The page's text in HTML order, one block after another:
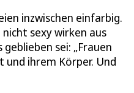
inzwischen einfarbig.
nicht sexy wirken aus
sei: „Frauen
und ihrem Körper. Und